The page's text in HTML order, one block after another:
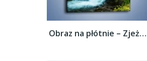
Obraz na płótnie – Zjeżdżalnia z wodospadu...